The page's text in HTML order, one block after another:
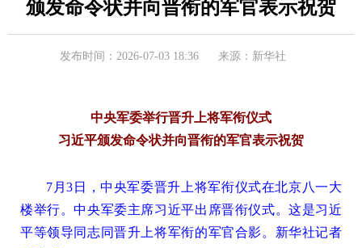
颁发命令状并向晋衔的军官表示祝贺
发布时间：2026-07-03 18:36 来源：新华社
中央军委举行晋升上将军衔仪式
习近平颁发命令状并向晋衔的军官表示祝贺
7月3日，中央军委晋升上将军衔仪式在北京八一大
楼举行。中央军委主席习近平出席晋衔仪式。这是习近
平等领导同志同晋升上将军衔的军官合影。新华社记者